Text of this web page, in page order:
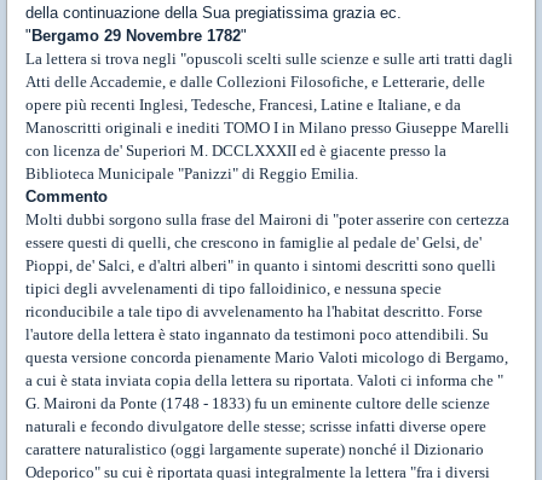
della continuazione della Sua pregiatissima grazia ec.
" Bergamo 29 Novembre 1782"
La lettera si trova negli "opuscoli scelti sulle scienze e sulle arti tratti dagli
Atti delle Accademie, e dalle Collezioni Filosofiche, e Letterarie, delle
opere più recenti Inglesi, Tedesche, Francesi, Latine e Italiane, e da
Manoscritti originali e inediti TOMO I in Milano presso Giuseppe Marelli
con licenza de' Superiori M. DCCLXXXII ed è giacente presso la
Biblioteca Municipale "Panizzi" di Reggio Emilia.
Commento
Molti dubbi sorgono sulla frase del Maironi di "poter asserire con certezza
essere questi di quelli, che crescono in famiglie al pedale de' Gelsi, de'
Pioppi, de' Salci, e d'altri alberi" in quanto i sintomi descritti sono quelli
tipici degli avvelenamenti di tipo falloidinico, e nessuna specie
riconducibile a tale tipo di avvelenamento ha l'habitat descritto. Forse
l'autore della lettera è stato ingannato da testimoni poco attendibili. Su
questa versione concorda pienamente Mario Valoti micologo di Bergamo,
a cui è stata inviata copia della lettera su riportata. Valoti ci informa che "
G. Maironi da Ponte (1748 - 1833) fu un eminente cultore delle scienze
naturali e fecondo divulgatore delle stesse; scrisse infatti diverse opere
carattere naturalistico (oggi largamente superate) nonché il Dizionario
Odeporico" su cui è riportata quasi integralmente la lettera "fra i diversi